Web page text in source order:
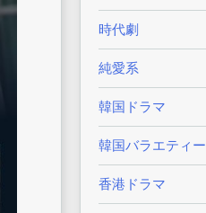
時代劇
純愛系
韓国ドラマ
韓国バラエティー
香港ドラマ